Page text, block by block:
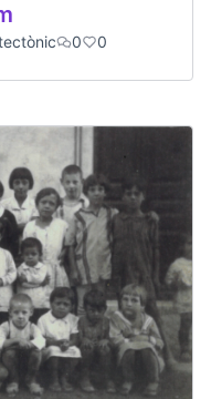
0 0